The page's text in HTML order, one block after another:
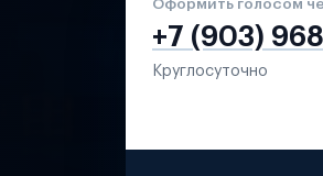
Оформить голосом
+7 (903)
Круглосуточно